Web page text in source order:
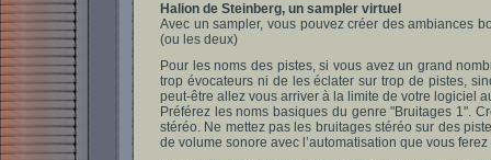
Halion de Steinberg, un sampler virtuel
Avec un sampler, vous pouvez créer des ambiances
(ou les deux)
Pour les noms des pistes, si vous avez un grand
trop évocateurs ni de les éclater sur trop de pistes,
peut-être allez vous arriver à la limite de votre logiciel
Préférez les noms basiques du genre "Bruitages 1".
stéréo. Ne mettez pas les bruitages stéréo sur des
de volume sonore avec l’automatisation que vous